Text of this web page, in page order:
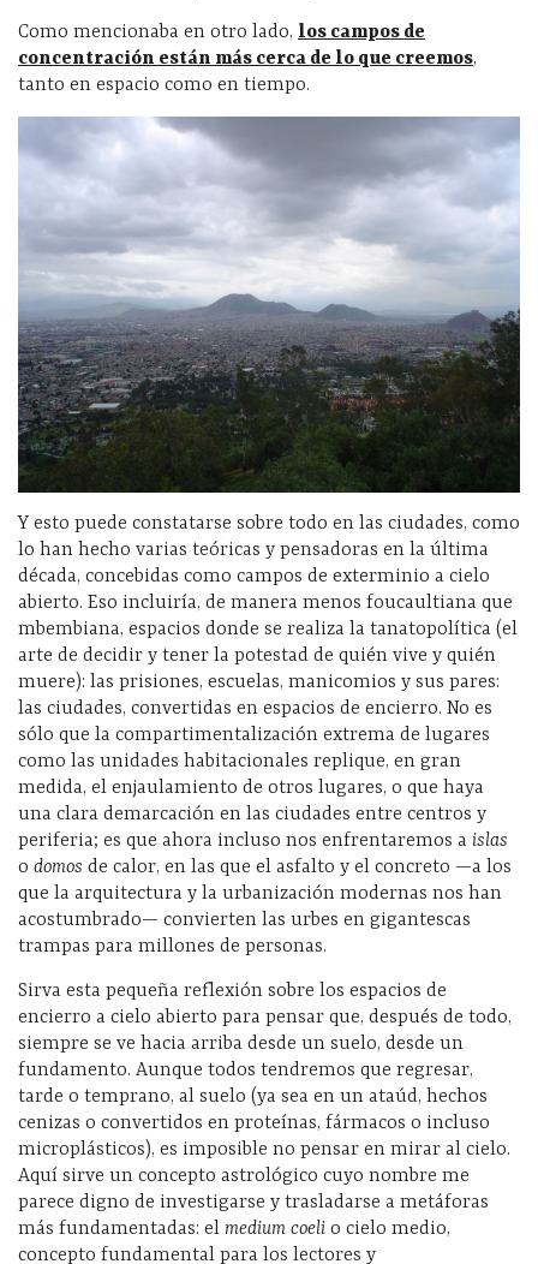
Como mencionaba en otro lado, los campos de
concentración están más cerca de lo que creemos,
tanto en espacio como en tiempo.
Y esto puede constatarse sobre todo en las ciudades, como
lo han hecho varias teóricas y pensadoras en la última
década, concebidas como campos de exterminio a cielo
abierto. Eso incluiría, de manera menos foucaultiana que
mbembiana, espacios donde se realiza la tanatopolítica (el
arte de decidir y tener la potestad de quién vive y quién
muere): las prisiones, escuelas, manicomios y sus pares:
las ciudades, convertidas en espacios de encierro. No es
sólo que la compartimentalización extrema de lugares
como las unidades habitacionales replique, en gran
medida, el enjaulamiento de otros lugares, o que haya
una clara demarcación en las ciudades entre centros y
periferia; es que ahora incluso nos enfrentaremos a islas
o domos de calor, en las que el asfalto y el concreto —a los
que la arquitectura y la urbanización modernas nos han
acostumbrado— convierten las urbes en gigantescas
trampas para millones de personas.
Sirva esta pequeña reflexión sobre los espacios de
encierro a cielo abierto para pensar que, después de todo,
siempre se ve hacia arriba desde un suelo, desde un
fundamento. Aunque todos tendremos que regresar,
tarde o temprano, al suelo (ya sea en un ataúd, hechos
cenizas o convertidos en proteínas, fármacos o incluso
microplásticos), es imposible no pensar en mirar al cielo.
Aquí sirve un concepto astrológico cuyo nombre me
parece digno de investigarse y trasladarse a metáforas
más fundamentadas: el medium coeli o cielo medio,
concepto fundamental para los lectores y